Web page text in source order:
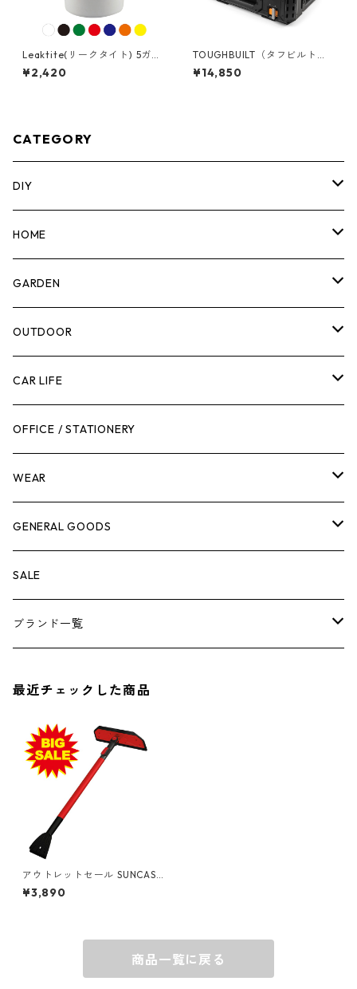
Leaktite(リークタイト) 5ガロ
ンバケツ [アメリカ製] 05GL
¥2,420
TOUGHBUILT（タフビルト）S
TACK TECH(スタックテック)
フルオーガナイザー TB-B1-O
¥14,850
CATEGORY
DIY
マーカー
計測機器
腰袋・ツールホルスター
工具箱
作業台
脚立
ケミカル
その他
HOME
5ガロンバケツ
キッチン
日用品
ボディケア
GARDEN
剪定ばさみ
ガーデンツール
ガーデンチェア
キャビネット・ツールハンガー
冬季用品
その他
OUTDOOR
スツール
バンジーバンド
ストレージボックス
クーラーボックス
ナイフ
CAR LIFE
メンテナンスグッズ
車内グッズ
車外グッズ
芳香剤
OFFICE / STATIONERY
WEAR
トップス
ボトムス
アンダーウェア
キャップ
グローブ
GENERAL GOODS
ウォレット
エアーフレッシュナー
SALE
ブランド一覧
BARNEL
BEHRENS
最近チェックした商品
アウトレットセール SUNCAST
(サンキャスト) スノースイー
パー SB80024
¥3,890
商品一覧に戻る